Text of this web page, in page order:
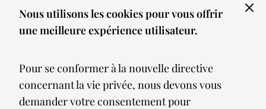
Nous utilisons les cookies pour vous offrir
une meilleure expérience utilisateur.
Pour se conformer à la nouvelle directive
concernant la vie privée, nous devons vous
demander votre consentement pour
Nos réalisations
Nos Clients
Meilleures ventes
Blog